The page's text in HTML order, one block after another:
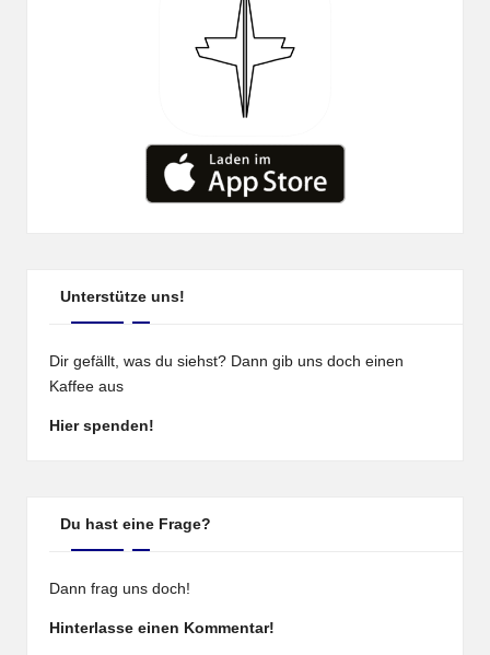
Unterstütze uns!
Dir gefällt, was du siehst? Dann gib uns doch einen
Kaffee aus
Hier spenden!
Du hast eine Frage?
Dann frag uns doch!
Hinterlasse einen Kommentar!